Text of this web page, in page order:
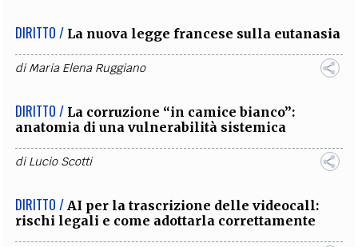
DIRITTO / La nuova legge francese sulla eutanasia
diMaria Elena Ruggiano
DIRITTO / La corruzione “in camice bianco”:
anatomia di una vulnerabilità sistemica
diLucio Scotti
DIRITTO / AI per la trascrizione delle videocall:
rischi legali e come adottarla correttamente